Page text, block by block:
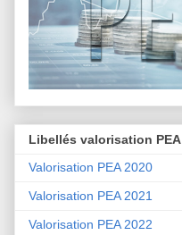
Libellés valorisation PEA
Valorisation PEA 2020
Valorisation PEA 2021
Valorisation PEA 2022